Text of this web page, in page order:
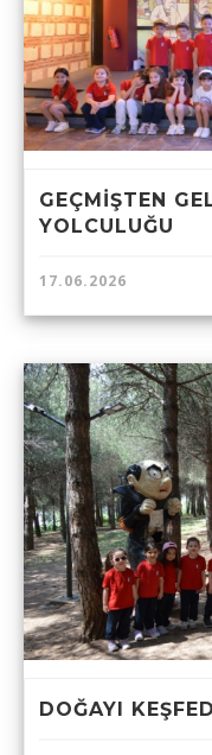
GEÇMİŞTEN
YOLCULUĞU
17.06.2026
DOĞAYI